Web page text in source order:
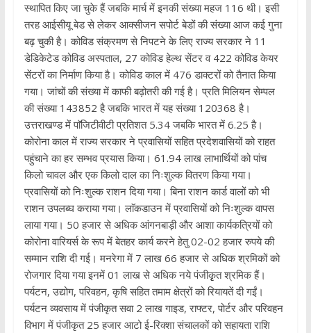
स्थापित किए जा चुके हैं जबकि मार्च में इनकी संख्या महज 116 थी। इसी
तरह आईसीयू बेड से लेकर आक्सीजन सपोर्ट बेडों की संख्या आज कई गुना
बढ़ चुकी है। कोविड संक्रमण से निपटने के लिए राज्य सरकार ने 11
डेडिकेटेड कोविड अस्पताल, 27 कोविड हेल्थ सेंटर व 422 कोविड केयर
सेंटरों का निर्माण किया है। कोविड काल में 476 डाक्टरों को तैनात किया
गया। जांचों की संख्या में काफी बढ़ोतरी की गई है। प्रति मिलियन सेम्पल
की संख्या 143852 है जबकि भारत में यह संख्या 120368 है।
उत्तराखण्ड में पाॅजिटीवीटी प्रतिशत 5.34 जबकि भारत में 6.25 है।
कोरोना काल में राज्य सरकार ने प्रवासियों सहित प्रदेशवासियों को राहत
पहुंचाने का हर सम्भव प्रयास किया। 61.94 लाख लाभार्थियों को पांच
किलो चावल और एक किलो दाल का निःशुल्क वितरण किया गया।
प्रवासियों को निःशुल्क राशन दिया गया। बिना राशन कार्ड वालों को भी
राशन उपलब्घ कराया गया। लाॅकडाउन में प्रवासियों को निःशुल्क वापस
लाया गया। 50 हजार से अधिक आंगनबाड़ी और आशा कार्यकत्रियों को
कोरोना वारियर्स के रूप में बेतहर कार्य करने हेतु 02-02 हजार रुपये की
सम्मान राशि दी गई। मनरेगा में 7 लाख 66 हजार से अधिक श्रमिकों को
रोजगार दिया गया इनमें 01 लाख से अधिक नये पंजीकृृत श्रमिक हैं।
पर्यटन, उद्योग, परिवहन, कृषि सहित तमाम क्षेत्रों को रियायतें दी गईं।
पर्यटन व्यवसाय में पंजीकृत सवा 2 लाख गाइड, राफ्टर, पोर्टर और परिवहन
विभाग में पंजीकृत 25 हजार आटो ई-रिक्शा संचालकों को सहायता राशि